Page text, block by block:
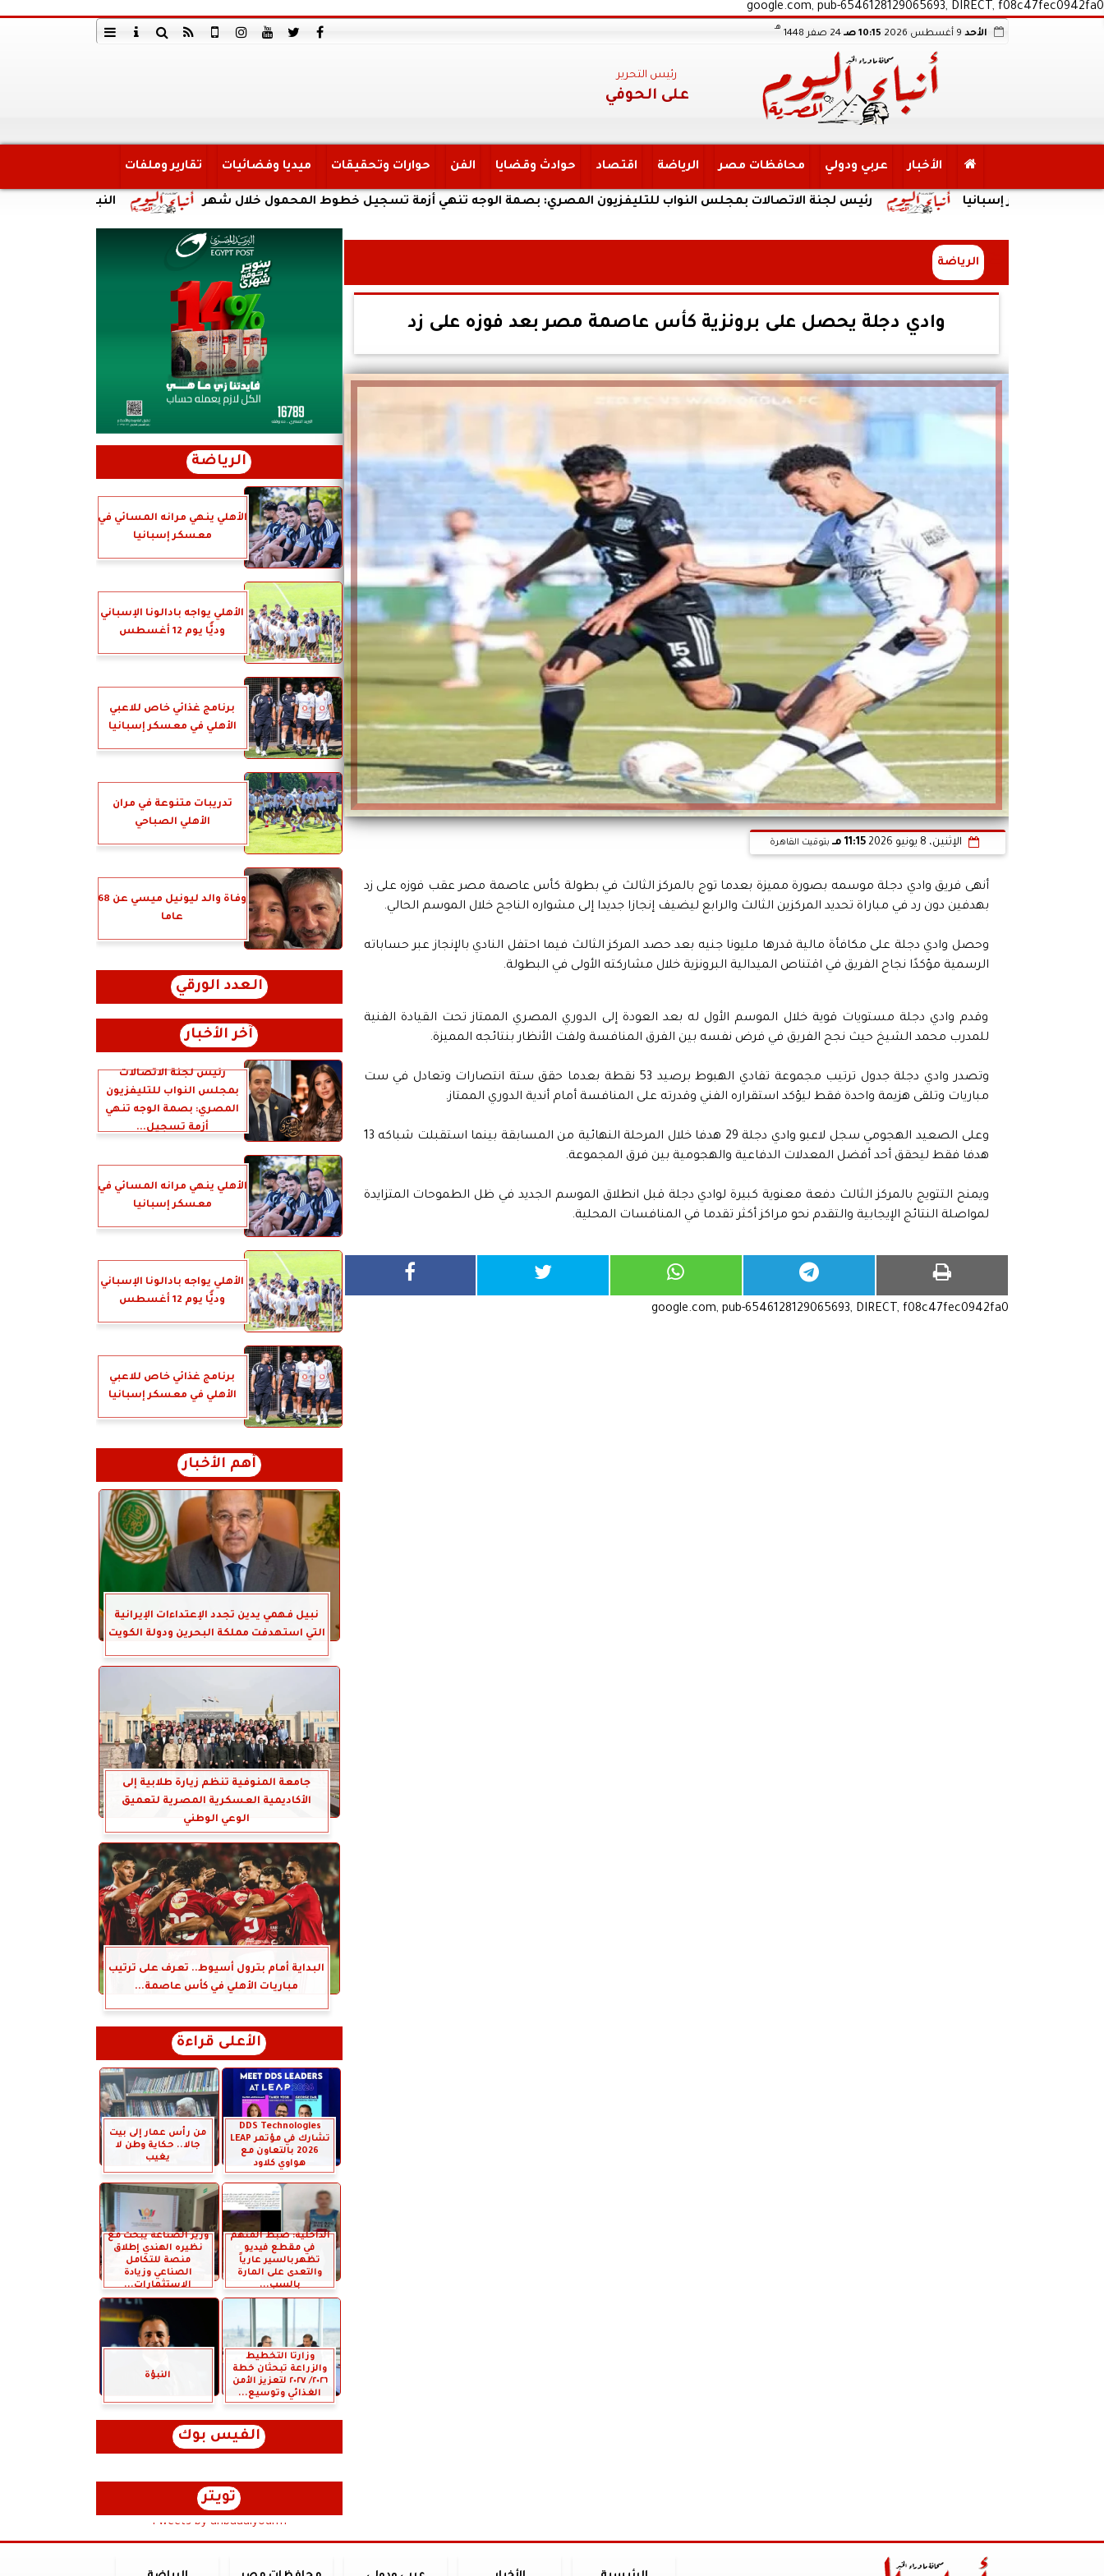
google.com, pub-6546128129065693, DIRECT, f08c47fec0942fa0
الأحد 10:15 صـ 24 صفر 1448
هـ
رئيس التحرير
على الحوفي
الأخبار عربي ودولي محافظات مصر الرياضة اقتصاد حوادث وقضايا الفن حوارات وتحقيقات ميديا وفضائيات تقارير وملفات
النبؤة رئيس لجنة الاتصالات بمجلس النواب للتليفزيون المصري: بصمة الوجه تنهي أزمة تسجيل خطوط المحمول خلال شهر
الرياضة
وادي دجلة يحصل على برونزية كأس عاصمة مصر بعد فوزه على زد
الإثنين، 8 يونيو 2026 11:15 مـ بتوقيت القاهرة
أنهى فريق وادي دجلة موسمه بصورة مميزة بعدما توج بالمركز الثالث في بطولة كأس عاصمة مصر عقب فوزه على زد
بهدفين دون رد في مباراة تحديد المركزين الثالث والرابع ليضيف إنجازا جديدا إلى مشواره الناجح خلال الموسم الحالي.
وحصل وادي دجلة على مكافأة مالية قدرها مليونا جنيه بعد حصد المركز الثالث فيما احتفل النادي بالإنجاز عبر حساباته
الرسمية مؤكدًا نجاح الفريق في اقتناص الميدالية البرونزية خلال مشاركته الأولى في البطولة.
وقدم وادي دجلة مستويات قوية خلال الموسم الأول له بعد العودة إلى الدوري المصري الممتاز تحت القيادة الفنية
للمدرب محمد الشيخ حيث نجح الفريق في فرض نفسه بين الفرق المنافسة ولفت الأنظار بنتائجه المميزة.
وتصدر وادي دجلة جدول ترتيب مجموعة تفادي الهبوط برصيد 53 نقطة بعدما حقق ستة انتصارات وتعادل في ست
مباريات وتلقى هزيمة واحدة فقط ليؤكد استقراره الفني وقدرته على المنافسة أمام أندية الدوري الممتاز.
وعلى الصعيد الهجومي سجل لاعبو وادي دجلة 29 هدفا خلال المرحلة النهائية من المسابقة بينما استقبلت شباكه 13
هدفا فقط ليحقق أحد أفضل المعدلات الدفاعية والهجومية بين فرق المجموعة.
ويمنح التتويج بالمركز الثالث دفعة معنوية كبيرة لوادي دجلة قبل انطلاق الموسم الجديد في ظل الطموحات المتزايدة
لمواصلة النتائج الإيجابية والتقدم نحو مراكز أكثر تقدما في المنافسات المحلية.
google.com, pub-6546128129065693, DIRECT, f08c47fec0942fa0
الرياضة
الأهلي ينهي مرانه المسائي في
معسكر إسبانيا
الأهلي يواجه بادالونا الإسباني
وديًّا يوم 12 أغسطس
برنامج غذائي خاص للاعبي
الأهلي في معسكر إسبانيا
تدريبات متنوعة في مران
الأهلي الصباحي
وفاة والد ليونيل ميسي عن 68
عاما
العدد الورقي
آخر الأخبار
رئيس لجنة الاتصالات
بمجلس النواب للتليفزيون
المصري: بصمة الوجه تنهي
أزمة تسجيل...
الأهلي ينهي مرانه المسائي في
معسكر إسبانيا
الأهلي يواجه بادالونا الإسباني
وديًّا يوم 12 أغسطس
برنامج غذائي خاص للاعبي
الأهلي في معسكر إسبانيا
أهم الأخبار
نبيل فهمي يدين تجدد الإعتداءات الإيرانية
التي استهدفت مملكة البحرين ودولة الكويت
جامعة المنوفية تنظم زيارة طلابية إلى
الأكاديمية العسكرية المصرية لتعميق
الوعي الوطني
البداية أمام بترول أسيوط.. تعرف على ترتيب
مباريات الأهلي في كأس عاصمة...
الأعلى قراءة
DDS Technologies
تشارك في مؤتمر LEAP
2026 بالتعاون مع
هواوي كلاود
من رأس عمار إلى بيت
جالا.. حكاية وطن لا
يغيب
الداخلية: ضبط المتهم
في مقطع فيديو
تظهربالسير عارياً
والتعدى على المارة
بالسب...
وزير الصناعة يبحث مع
نظيره الهندي إطلاق
منصة للتكامل
الصناعي وزيادة
الاستثمارات...
وزارتا التخطيط
والزراعة تبحثان خطة
٢٠٢٦/ ٢٠٢٧ لتعزيز الأمن
الغذائي وتوسيع...
النبؤة
الفيس بوك
تويتر
Tweets by anbaaalyoum1